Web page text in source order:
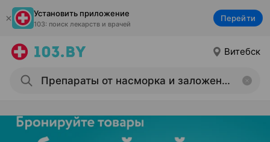
Установить приложение
103: поиск лекарств и врачей
Перейти
Витебск